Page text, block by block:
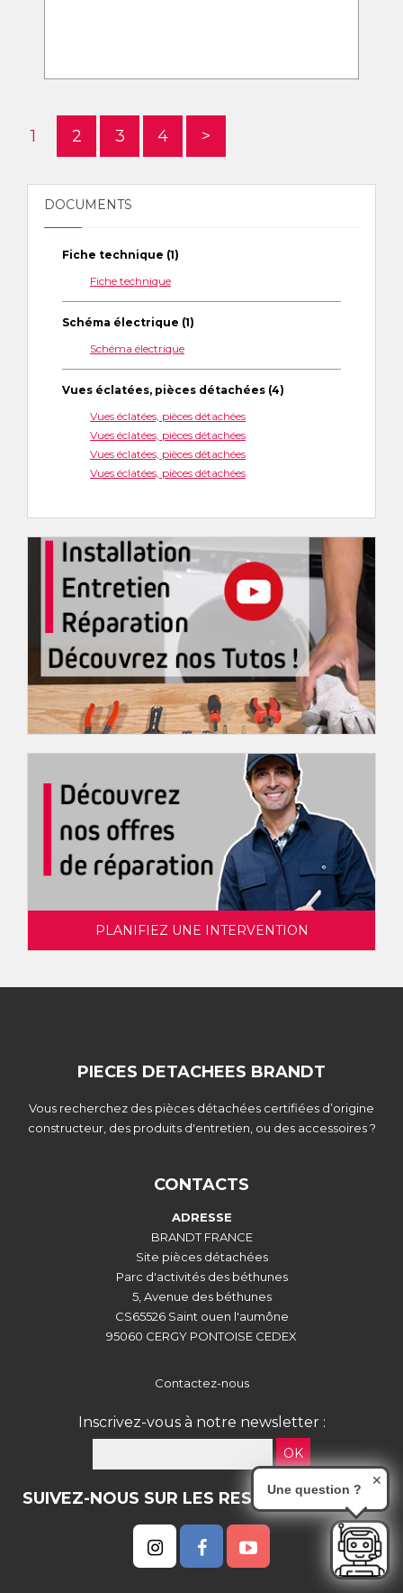
1 2 3 4 >
DOCUMENTS
Fiche technique (1)
Fiche technique
Schéma électrique (1)
Schéma électrique
Vues éclatées, pièces détachées (4)
Vues éclatées, pièces détachées
Vues éclatées, pièces détachées
Vues éclatées, pièces détachées
Vues éclatées, pièces détachées
PLANIFIEZ UNE INTERVENTION
PIECES DETACHEES BRANDT
Vous recherchez des pièces détachées certifiées d’origine
constructeur, des produits d'entretien, ou des accessoires ?
CONTACTS
ADRESSE
BRANDT FRANCE
Site pièces détachées
Parc d'activités des béthunes
5, Avenue des béthunes
CS65526 Saint ouen l'aumône
95060 CERGY PONTOISE CEDEX
Contactez-nous
Inscrivez-vous à notre newsletter :
OK
SUIVEZ-NOUS SUR LES RESEAUX SOCIAUX
Une question ?
✕